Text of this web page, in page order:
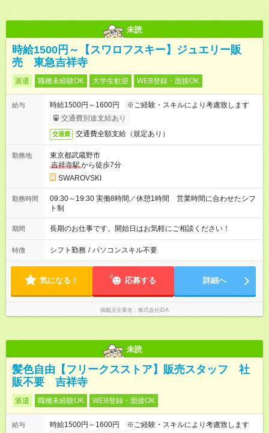
未読
時給1500円～【スワロフスキー】ジュエリー販
売 東急吉祥寺
派遣 職種未経験OK 大学生歓迎 WEB登録・面接OK
給与
時給1500円～1600円 ※ご経験・スキルにより考慮致します
交通費別途支給あり
交通費 交通費全額支給（規定あり）
勤務地
東京都武蔵野市
吉祥寺駅から徒歩7分
SWAROVSKI
勤務時間
09:30～19:30 実働8時間／休憩1時間 営業時間に合わせたシフ
ト制
期間 長期のお仕事です。開始日はお気軽にご相談ください！
特徴 シフト勤務 / パソコンスキル不要
気になる！ 応募する 詳細へ
掲載元企業名 株式会社iDA
未読
髪色自由【フリークスストア】販売スタッフ 社
販不要 吉祥寺
派遣 職種未経験OK WEB登録・面接OK
給与
時給1500円～1600円 ※ご経験・スキルにより考慮致します